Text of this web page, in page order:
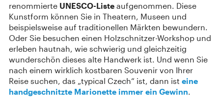
renommierte UNESCO-Liste aufgenommen. Diese
Kunstform können Sie in Theatern, Museen und
beispielsweise auf traditionellen Märkten bewundern.
Oder Sie besuchen einen Holzschnitzer-Workshop und
erleben hautnah, wie schwierig und gleichzeitig
wunderschön dieses alte Handwerk ist. Und wenn Sie
nach einem wirklich kostbaren Souvenir von Ihrer
Reise suchen, das „typical Czech“ ist, dann ist eine
handgeschnitzte Marionette immer ein Gewinn.